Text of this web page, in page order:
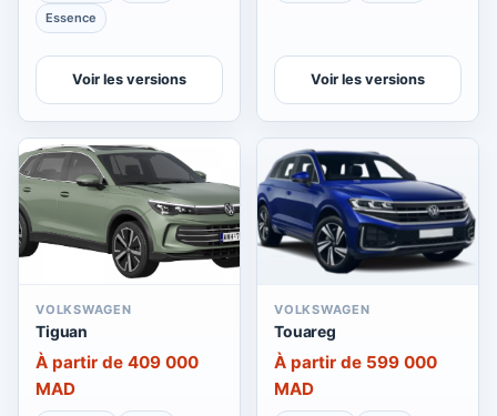
Essence
Voir les versions Voir les versions
VOLKSWAGEN
Tiguan
À partir de 409 000
MAD
VOLKSWAGEN
Touareg
À partir de 599 000
MAD